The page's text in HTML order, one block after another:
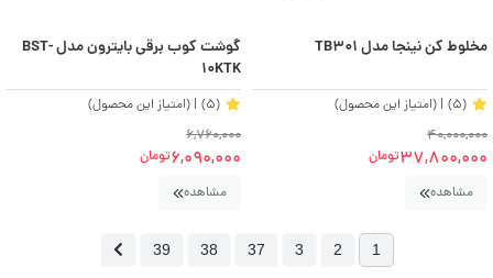
مخلوط کن نینجا مدل TB301
(5)
| (امتیاز این محصول)
40,000,000
37,800,000تومان
مشاهده
گوشت کوب برقی بایترون مدل BST-
10KTK
(5)
| (امتیاز این محصول)
6,760,000
6,090,000تومان
مشاهده
1
2
3
37
38
39